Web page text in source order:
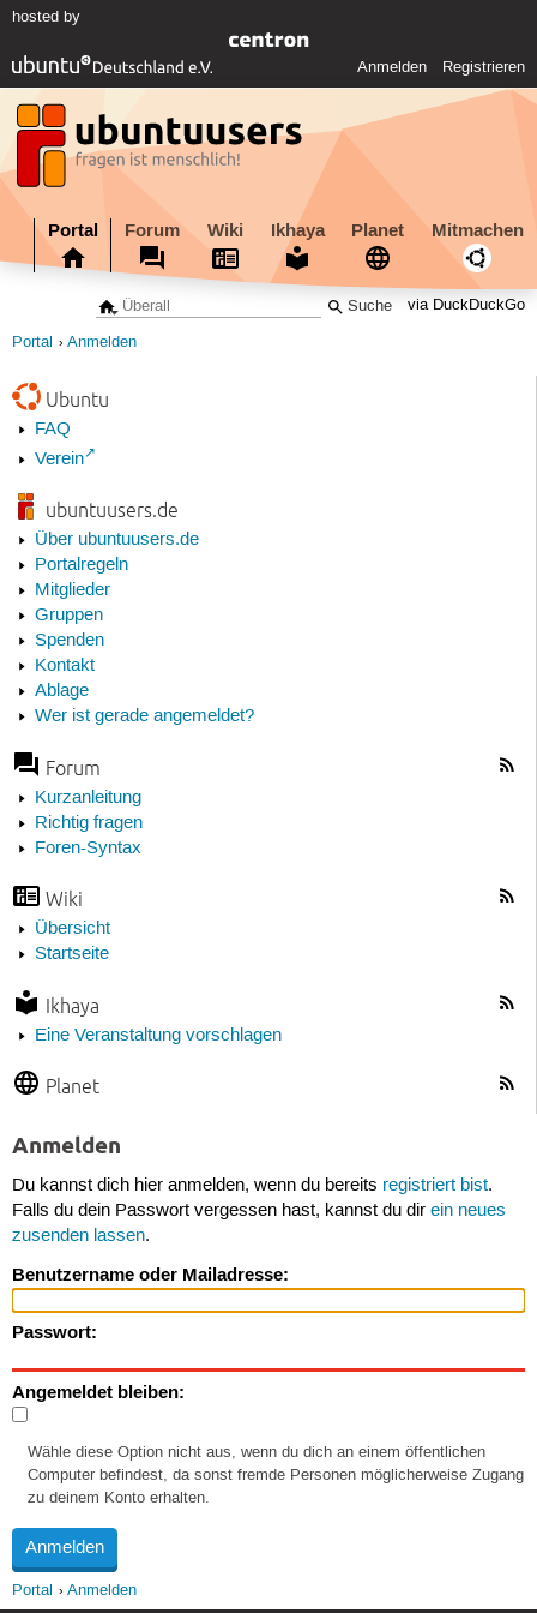
hosted by
Anmelden Registrieren
Portal Forum Wiki Ikhaya Planet Mitmachen
via DuckDuckGo
Portal Anmelden
Ubuntu
FAQ
Verein
ubuntuusers.de
Über ubuntuusers.de
Portalregeln
Mitglieder
Gruppen
Spenden
Kontakt
Ablage
Wer ist gerade angemeldet?
Forum
Kurzanleitung
Richtig fragen
Foren-Syntax
Wiki
Übersicht
Startseite
Ikhaya
Eine Veranstaltung vorschlagen
Planet
Anmelden
Du kannst dich hier anmelden, wenn du bereits registriert bist.
Falls du dein Passwort vergessen hast, kannst du dir ein neues
zusenden lassen.
Benutzername oder Mailadresse:
Passwort:
Angemeldet bleiben:
Wähle diese Option nicht aus, wenn du dich an einem öffentlichen
Computer befindest, da sonst fremde Personen möglicherweise Zugang
zu deinem Konto erhalten.
Portal Anmelden